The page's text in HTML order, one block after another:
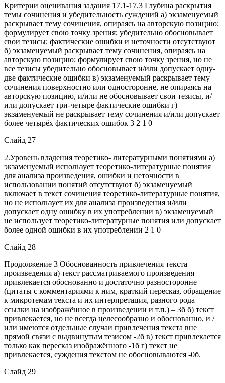
Критерии оценивания задания 17.1-17.3 Глубина раскрытия
темы сочинения и убедительность суждений а) экзаменуемый
раскрывает тему сочинения, опираясь на авторскую позицию;
формулирует свою точку зрения; убедительно обосновывает
свои тезисы; фактические ошибки и неточности отсутствуют
б) экзаменуемый раскрывает тему сочинения, опираясь на
авторскую позицию; формулирует свою точку зрения, но не
все тезисы убедительно обосновывает и/или допускает одну-
две фактические ошибки в) экзаменуемый раскрывает тему
сочинения поверхностно или односторонне, не опираясь на
авторскую позицию, и/или не обосновывает свои тезисы, и/
или допускает три-четыре фактические ошибки г)
экзаменуемый не раскрывает тему сочинения и/или допускает
более четырёх фактических ошибок 3 2 1 0
Слайд 27
2.Уровень владения теоретико- литературными понятиями а)
экзаменуемый использует теоретико-литературные понятия
для анализа произведения, ошибки и неточности в
использовании понятий отсутствуют б) экзаменуемый
включает в текст сочинения теоретико-литературные понятия,
но не использует их для анализа произведения и/или
допускает одну ошибку в их употреблении в) экзаменуемый
не использует теоретико-литературные понятия или допускает
более одной ошибки в их употреблении 2 1 0
Слайд 28
Продолжение 3 Обоснованность привлечения текста
произведения а) текст рассматриваемого произведения
привлекается обоснованно и достаточно разносторонне
(цитаты с комментариями к ним, краткий пересказ, обращение
к микротемам текста и их интерпретация, разного рода
ссылки на изображённое в произведении и т.п.) – 3б б) текст
привлекается, но не всегда целесообразно и обоснованно, и /
или имеются отдельные случаи привлечения текста вне
прямой связи с выдвинутым тезисом -2б в) текст привлекается
только как пересказ изображённого -1б г) текст не
привлекается, суждения текстом не обосновываются -0б.
Слайд 29